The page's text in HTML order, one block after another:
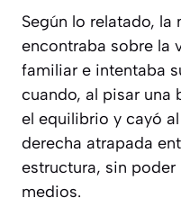
Según lo relatado, la
encontraba sobre la
familiar e intentaba
cuando, al pisar una
el equilibrio y cayó
derecha atrapada
estructura, sin
medios.